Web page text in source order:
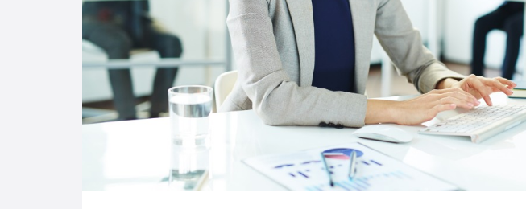
30
¿Cómo Trabajar La
Mente Para Lograr
Más Que Una Meta?
Susan Martinez
29
Cómo Desarrollar
La Autodisciplina
Susan Martinez